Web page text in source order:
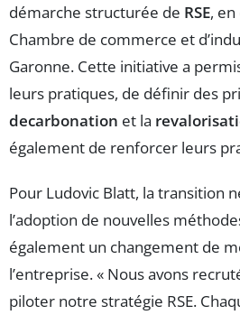
démarche structurée de RSE,
Chambre de commerce et
Garonne. Cette initiative a
leurs pratiques, de définir des
decarbonation et la
également de renforcer leurs
Pour Ludovic Blatt, la transition
l’adoption de nouvelles
également un changement de
l’entreprise. « Nous avons
piloter notre stratégie RSE.